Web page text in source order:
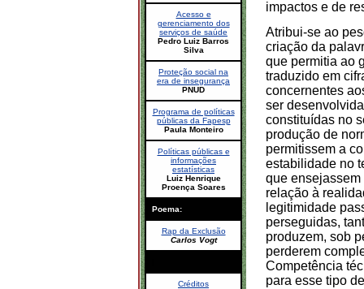
Acesso e
gerenciamento dos
serviços de saúde
Pedro Luiz Barros
Silva
Proteção social na
era de insegurança
PNUD
Programa de políticas
públicas da Fapesp
Paula Monteiro
Políticas públicas e
informações
estatísticas
Luiz Henrique
Proença Soares
Poema:
Rap da Exclusão
Carlos Vogt
Créditos
impactos e de
Atribui-se ao
criação da
que permitia ao
traduzido em
concernentes
ser
constituídas no
produção de
permitissem a
estabilidade no
que
relação à
legitimidade
perseguidas,
produzem, sob
perderem
Competência
para esse tipo